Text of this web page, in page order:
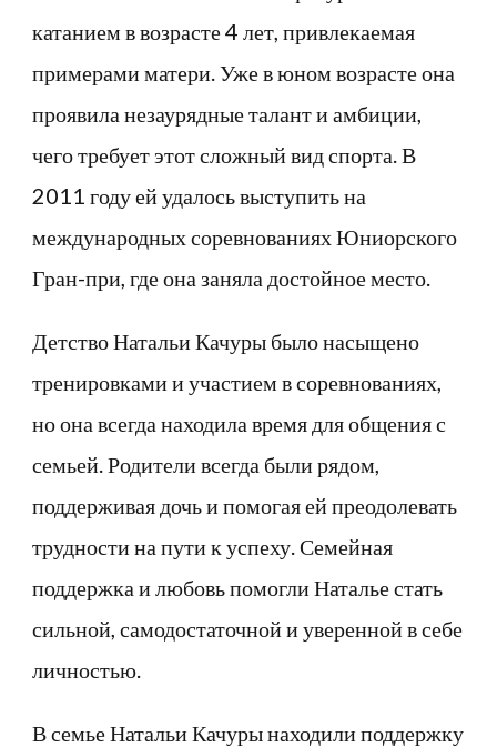
катанием в возрасте 4 лет, привлекаемая
примерами матери. Уже в юном возрасте она
проявила незаурядные талант и амбиции,
чего требует этот сложный вид спорта. В
2011 году ей удалось выступить на
международных соревнованиях Юниорского
Гран-при, где она заняла достойное место.
Детство Натальи Качуры было насыщено
тренировками и участием в соревнованиях,
но она всегда находила время для общения с
семьей. Родители всегда были рядом,
поддерживая дочь и помогая ей преодолевать
трудности на пути к успеху. Семейная
поддержка и любовь помогли Наталье стать
сильной, самодостаточной и уверенной в себе
личностью.
В семье Натальи Качуры находили поддержку